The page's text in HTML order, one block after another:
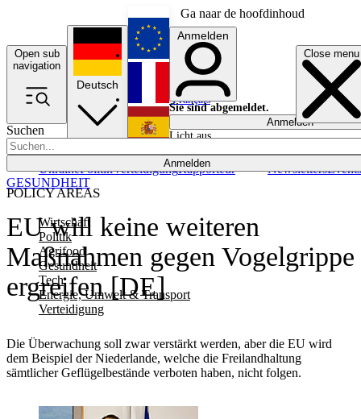
Ga naar de hoofdinhoud
Open sub
navigation
Close menu
Suchen
Anmelden
POLICY AREAS
Wirtschaft
Politik
Agrifood
Gesundheit
Tech
Energie, Umwelt & Transport
Verteidigung
UkrainePolitikVerteidigungRapporteur NewslettersEvents
Deutsch
English
Français
Anmelden
Sie sind abgemeldet.
Anmelden
Licht aus
EU will keine weiteren
Maßnahmen gegen Vogelgrippe
ergreifen [DE]
Die Überwachung soll zwar verstärkt werden, aber die EU wird
dem Beispiel der Niederlande, welche die Freilandhaltung
sämtlicher Geflügelbestände verboten haben, nicht folgen.
GESUNDHEIT